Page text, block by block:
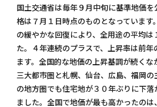
国土交通省は毎年９月中旬に基準地価
格は７月１日時点のものとなっていま
の緩やかな回復により、全用途の平均
た。４年連続のプラスで、上昇率は前
ます。全国的な地価の上昇基調が続く
三大都市圏と札幌、仙台、広島、福岡
の地方圏でも住宅地が３０年ぶりに下
ました。全国で地価が最も高かったの